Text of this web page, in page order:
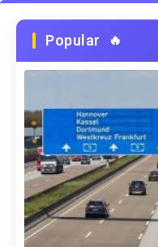
Popular